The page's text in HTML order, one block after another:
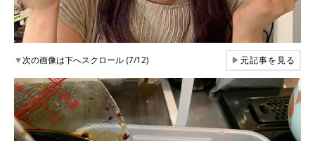
▼次の画像は下へスクロール (7/12) ▶元記事を見る